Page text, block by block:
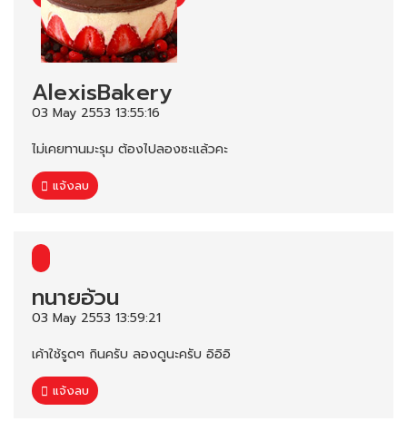
AlexisBakery
03 May 2553 13:55:16
ไม่เคยทานมะรุม ต้องไปลองซะแล้วคะ
แจ้งลบ
ทนายอ้วน
03 May 2553 13:59:21
เค้าใช้รูดๆ กินครับ ลองดูนะครับ อิอิอิ
แจ้งลบ